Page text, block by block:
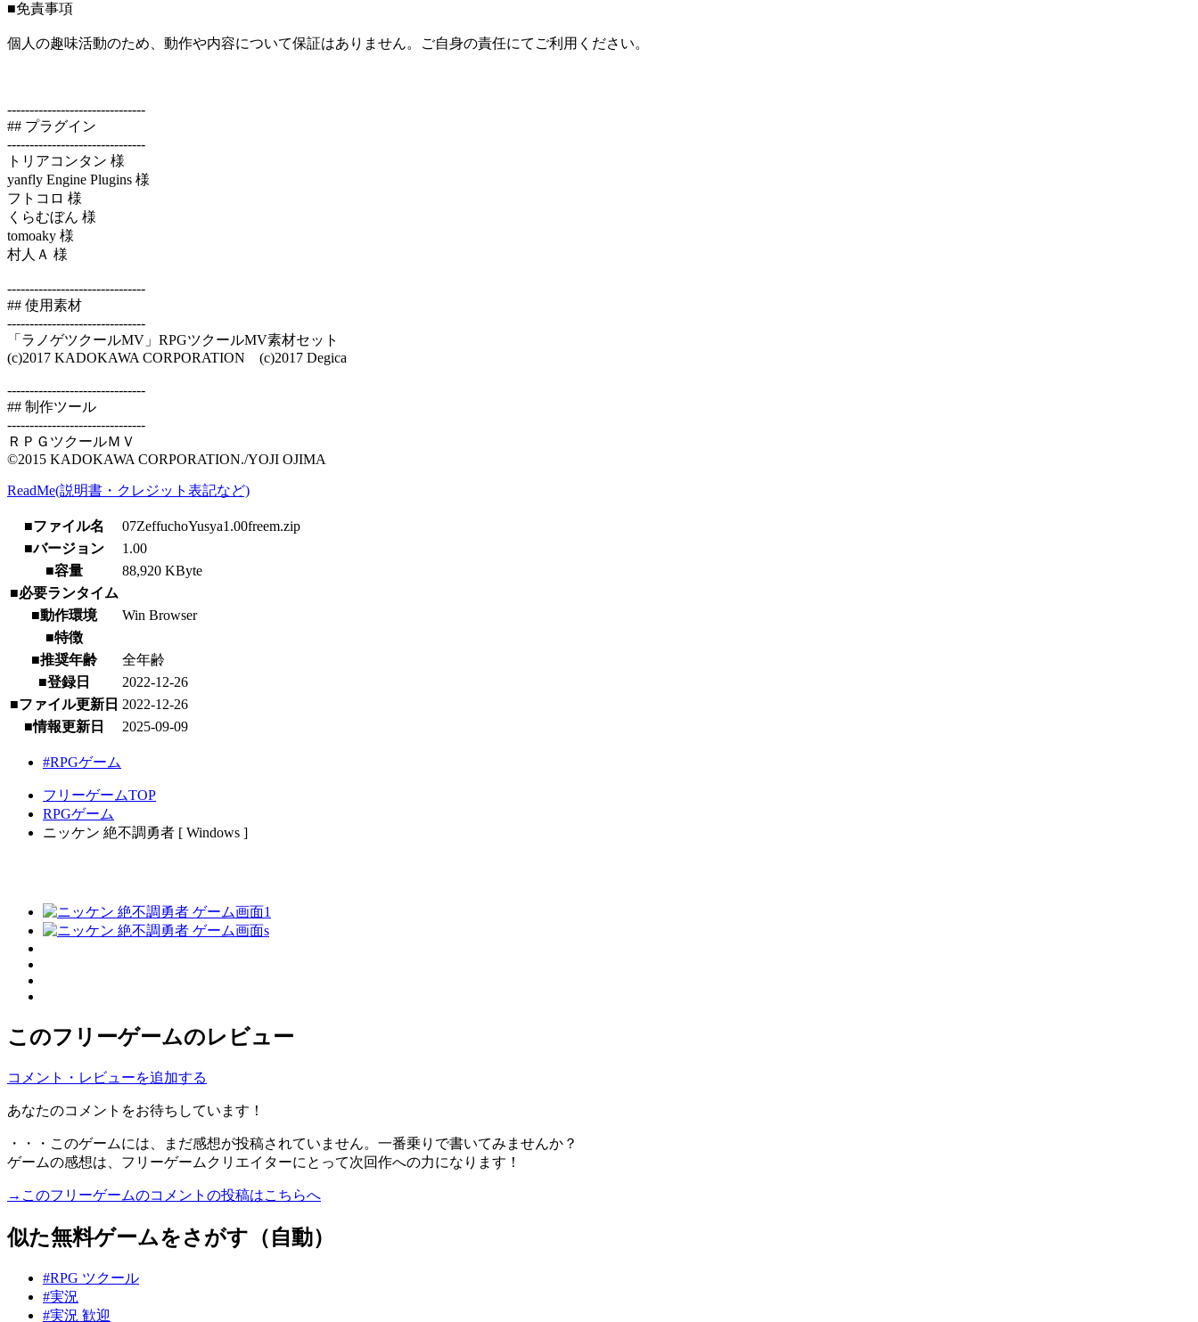
■免責事項
個人の趣味活動のため、動作や内容について保証はありません。ご自身の責任にてご利用ください。
-------------------------------
## プラグイン
-------------------------------
トリアコンタン 様
yanfly Engine Plugins 様
フトコロ 様
くらむぼん 様
tomoaky 様
村人Ａ 様
-------------------------------
## 使用素材
-------------------------------
「ラノゲツクールMV」RPGツクールMV素材セット
(c)2017 KADOKAWA CORPORATION (c)2017 Degica
-------------------------------
## 制作ツール
-------------------------------
ＲＰＧツクールＭＶ
©2015 KADOKAWA CORPORATION./YOJI OJIMA
ReadMe(説明書・クレジット表記など)
■ファイル名
07ZeffuchoYusya1.00freem.zip
■バージョン
1.00
■容量
88,920 KByte
■必要ランタイム
■動作環境
Win Browser
■特徴
■推奨年齢
全年齢
■登録日
2022-12-26
■ファイル更新日 2022-12-26
■情報更新日
2025-09-09
#RPGゲーム
フリーゲームTOP
RPGゲーム
ニッケン 絶不調勇者 [ Windows ]
このフリーゲームのレビュー
コメント・レビューを追加する
あなたのコメントをお待ちしています！
・・・このゲームには、まだ感想が投稿されていません。一番乗りで書いてみませんか？
ゲームの感想は、フリーゲームクリエイターにとって次回作への力になります！
→このフリーゲームのコメントの投稿はこちらへ
似た無料ゲームをさがす（自動）
#RPG ツクール
#実況
#実況 歓迎